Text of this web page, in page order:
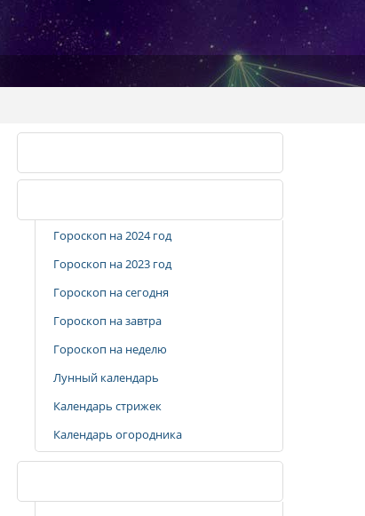
Гороскоп на 2024 год
Гороскоп на 2023 год
Гороскоп на сегодня
Гороскоп на завтра
Гороскоп на неделю
Лунный календарь
Календарь стрижек
Календарь огородника